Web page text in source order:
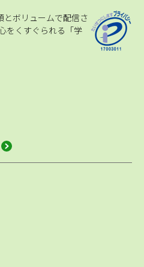
とボリュームで配信さ
をくすぐられる「学